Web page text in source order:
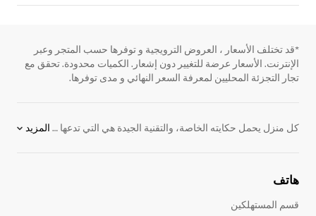
*قد تختلف الأسعار ، العروض الترويجية و توفرها حسب المتجر وعبر
الإنترنت. الأسعار عرضة للتغيير دون إشعار. الكميات محدودة. تحقق مع
تجار التجزئة المحليين لمعرفة السعر النهائي و مدى توفرها.
كل منزل يحمل حكايته الخاصة، والتقنية الجيدة هي التي تدعها تتشكل بشكل طبيعي دون أن تفرض نفسها. تُحيي المزيد
هاتف
قسم المستهلكين